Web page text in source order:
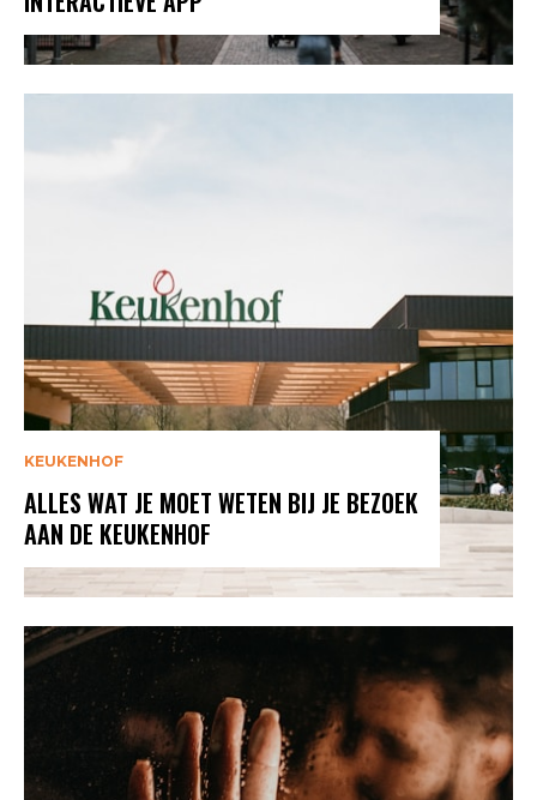
KEUKENHOF
ALLES WAT JE MOET WETEN BIJ JE BEZOEK
AAN DE KEUKENHOF